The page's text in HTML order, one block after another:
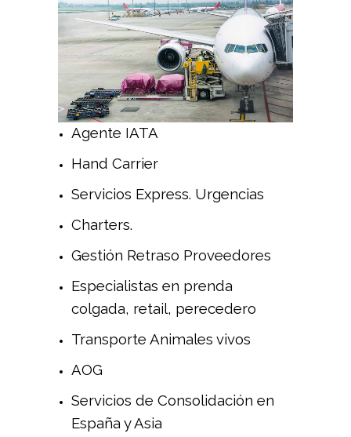
Agente IATA
Hand Carrier
Servicios Express. Urgencias
Charters.
Gestión Retraso Proveedores
Especialistas en prenda
colgada, retail, perecedero
Transporte Animales vivos
AOG
Servicios de Consolidación en
España y Asia